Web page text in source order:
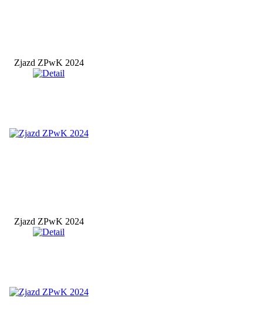
Zjazd ZPwK 2024
Zjazd ZPwK 2024